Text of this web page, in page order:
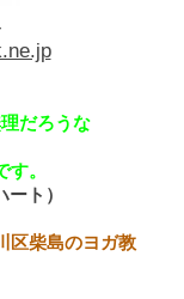
だろうな
。
ト）
ヨガ教